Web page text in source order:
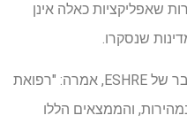
שאפליקציות כאלה אינן
שנסקרו.
פרופסור קארן סרמון, יו"ר מיידי בעבר של ESHRE, אמרה: "רפואת
והממצאים הללו